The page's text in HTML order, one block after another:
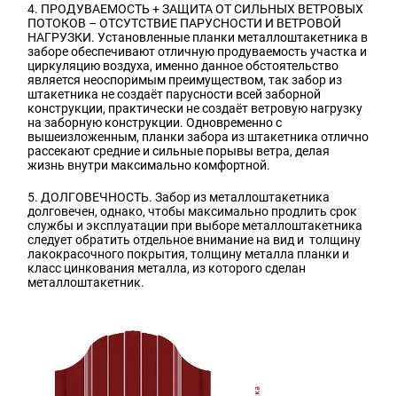
4. ПРОДУВАЕМОСТЬ + ЗАЩИТА ОТ СИЛЬНЫХ ВЕТРОВЫХ
ПОТОКОВ – ОТСУТСТВИЕ ПАРУСНОСТИ И ВЕТРОВОЙ
НАГРУЗКИ. Установленные планки металлоштакетника в
заборе обеспечивают отличную продуваемость участка и
циркуляцию воздуха, именно данное обстоятельство
является неоспоримым преимуществом, так забор из
штакетника не создаёт парусности всей заборной
конструкции, практически не создаёт ветровую нагрузку
на заборную конструкции. Одновременно с
вышеизложенным, планки забора из штакетника отлично
рассекают средние и сильные порывы ветра, делая
жизнь внутри максимально комфортной.
5. ДОЛГОВЕЧНОСТЬ. Забор из металлоштакетника
долговечен, однако, чтобы максимально продлить срок
службы и эксплуатации при выборе металлоштакетника
следует обратить отдельное внимание на вид и толщину
лакокрасочного покрытия, толщину металла планки и
класс цинкования металла, из которого сделан
металлоштакетник.